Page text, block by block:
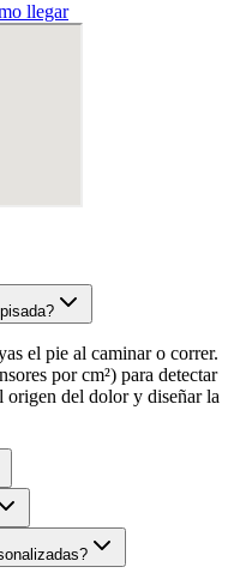
llegar
el pie al caminar o correr.
por cm²) para detectar
origen del dolor y diseñar la